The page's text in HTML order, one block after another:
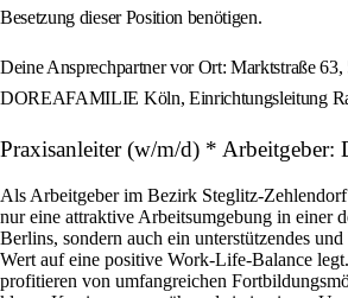
Besetzung dieser Position benötigen.
Deine Ansprechpartner vor Ort: Marktstraße
DOREAFAMILIE Köln, Einrichtungsleitung
Praxisanleiter (w/m/d) *
Als Arbeitgeber im Bezirk Steglitz-
nur eine attraktive Arbeitsumgebung in einer
Berlins, sondern auch ein unterstützendes
Wert auf eine positive Work-Life-Balance
profitieren von umfangreichen